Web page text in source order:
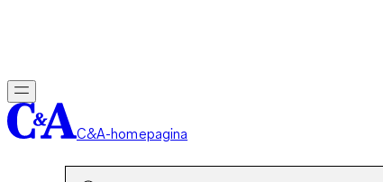
C&A-homepagina